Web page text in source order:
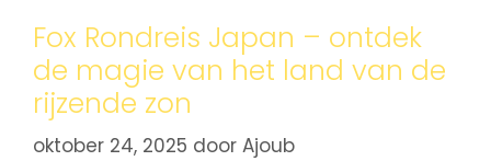
Fox Rondreis Japan – ontdek
de magie van het land van de
rijzende zon
oktober 24, 2025 door Ajoub